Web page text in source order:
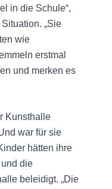
in die Schule“,
„Sie
wie
erstmal
und merken es
Kunsthalle
war für sie
hätten ihre
die
beleidigt. „Die